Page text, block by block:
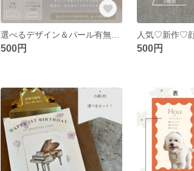
選べるデザイン＆パール有無🕊️🩶《人気商品》エンボス紙使用 ♡受付サイン♡ ウェディング パール ペーパーアイテム
500円 500円